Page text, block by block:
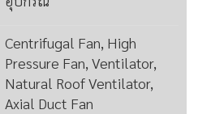
Centrifugal Fan, High
Pressure Fan, Ventilator,
Natural Roof Ventilator,
Axial Duct Fan